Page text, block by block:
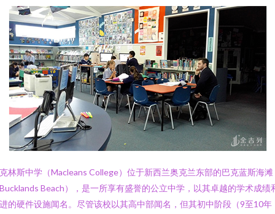
林斯中学（Macleans College）位于新西兰奥克兰东部的巴克蓝斯海滩
Beach），是一所享有盛誉的公立中学，以其卓越的学术成绩
的硬件设施闻名。尽管该校以其高中部闻名，但其初中阶段（9至10年